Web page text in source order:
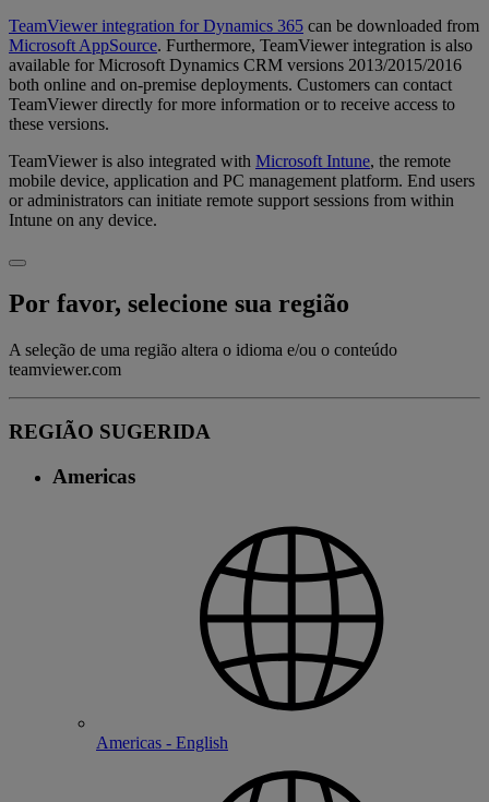
TeamViewer integration for Dynamics 365 can be downloaded from
Microsoft AppSource. Furthermore, TeamViewer integration is also
available for Microsoft Dynamics CRM versions 2013/2015/2016
both online and on-premise deployments. Customers can contact
TeamViewer directly for more information or to receive access to
these versions.
TeamViewer is also integrated with Microsoft Intune, the remote
mobile device, application and PC management platform. End users
or administrators can initiate remote support sessions from within
Intune on any device.
Por favor, selecione sua região
A seleção de uma região altera o idioma e/ou o conteúdo
teamviewer.com
REGIÃO SUGERIDA
Americas
Americas - English